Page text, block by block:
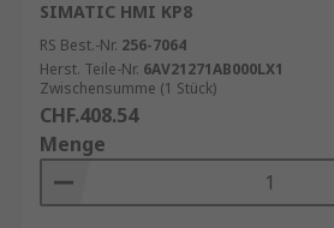
SIMATIC HMI KP8
RS Best.-Nr. 256-7064
Herst. Teile-Nr. 6AV21271AB000LX1
Zwischensumme (1 Stück)
CHF.408.54
Menge